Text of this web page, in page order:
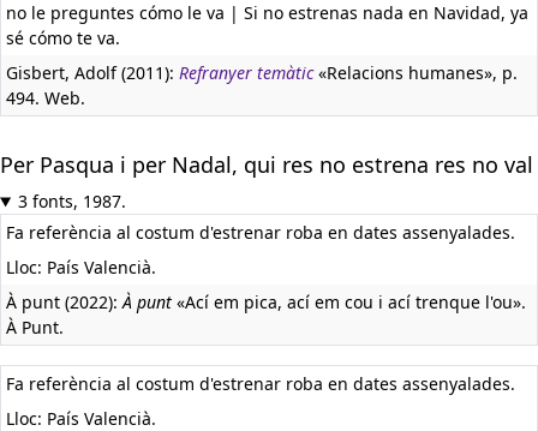
no le preguntes cómo le va | Si no estrenas nada en Navidad, ya
sé cómo te va.
Gisbert, Adolf (2011): Refranyer temàtic«Relacions humanes», p.
494. Web.
Per Pasqua i per Nadal, qui res no estrena res no val
3 fonts, 1987.
Fa referència al costum d'estrenar roba en dates assenyalades.
Lloc: País Valencià.
À punt (2022):À punt «Ací em pica, ací em cou i ací trenque l'ou».
À Punt.
Fa referència al costum d'estrenar roba en dates assenyalades.
Lloc: País Valencià.